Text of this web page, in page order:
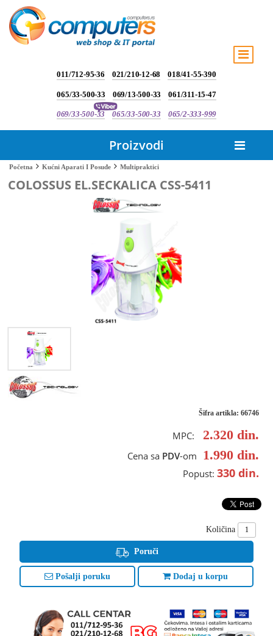
011/712-95-36 021/210-12-68 018/41-55-390
065/33-500-33 069/13-500-33 061/311-15-47
069/33-500-33 065/33-500-33 065/2-333-999
Proizvodi
Početna Kućni Aparati I Posuđe Multipraktici
COLOSSUS EL.SECKALICA CSS-5411
Šifra artikla: 66746
MPC: 2.320 din.
Cena sa PDV-om 1.990 din.
Popust: 330 din.
Količina
Poruči
Pošalji poruku Dodaj u korpu